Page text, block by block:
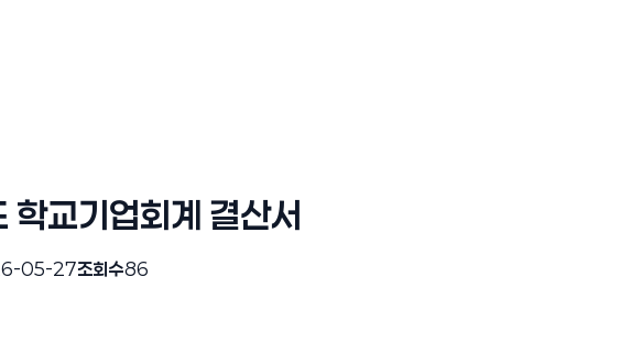
교기업회계 결산서
05-27조회수86